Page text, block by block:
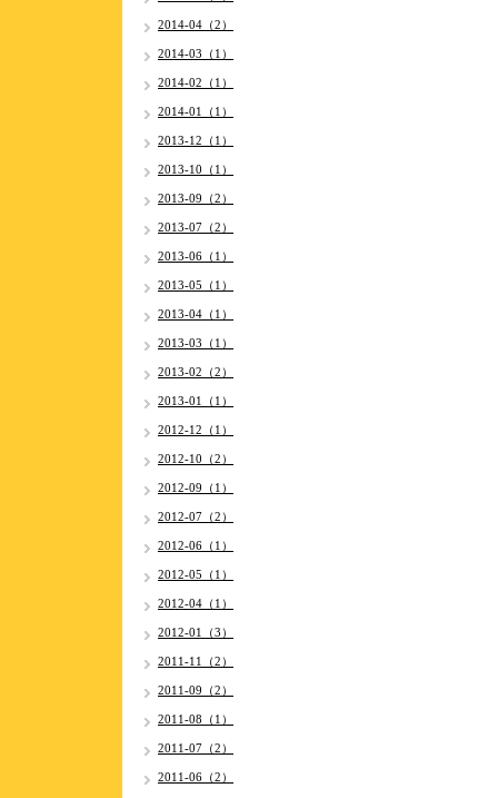
2014-04（2）
2014-03（1）
2014-02（1）
2014-01（1）
2013-12（1）
2013-10（1）
2013-09（2）
2013-07（2）
2013-06（1）
2013-05（1）
2013-04（1）
2013-03（1）
2013-02（2）
2013-01（1）
2012-12（1）
2012-10（2）
2012-09（1）
2012-07（2）
2012-06（1）
2012-05（1）
2012-04（1）
2012-01（3）
2011-11（2）
2011-09（2）
2011-08（1）
2011-07（2）
2011-06（2）